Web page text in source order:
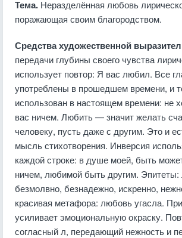
Тема. Неразделённая любовь
поражающая своим благородством.
Средства художественной
передачи глубины своего чувства
использует повтор: Я вас любил. Все
употреблены в прошедшем времени, и
использован в настоящем времени: не
вас ничем. Любить — значит желать
человеку, пусть даже с другим. Это и
мысль стихотворения. Инверсия
каждой строке: в душе моей, быть
ничем, любимой быть другим.
безмолвно, безнадежно, искренно,
красивая метафора: любовь угасла.
усиливает эмоциональную окраску.
согласный л, передающий нежность и